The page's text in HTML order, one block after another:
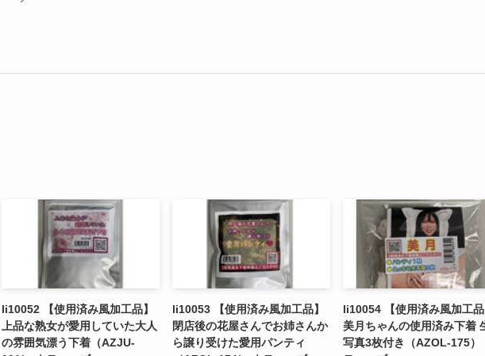
li10052 【使用済み風加工品】
上品な熟女が愛用していた大人
の雰囲気漂う下着（AZJU-
li10053 【使用済み風加工品】
閉店後の花屋さんでお姉さんか
ら譲り受けた愛用パンティ
li10054 【使用済み風加工品
美月ちゃんの使用済み下着
写真3枚付き（AZOL-175）